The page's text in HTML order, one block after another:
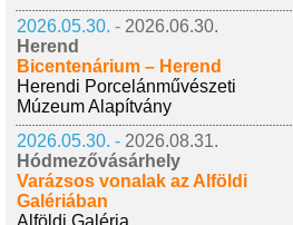
2026.05.30. - 2026.06.30.
Herend
Bicentenárium – Herend
Herendi Porcelánművészeti
Múzeum Alapítvány
2026.05.30. - 2026.08.31.
Hódmezővásárhely
Varázsos vonalak az Alföldi
Galériában
Alföldi Galéria